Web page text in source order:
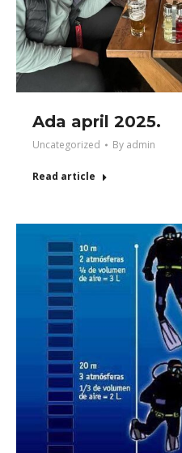
Ada april 2025.
Uncategorized By admin
Read article